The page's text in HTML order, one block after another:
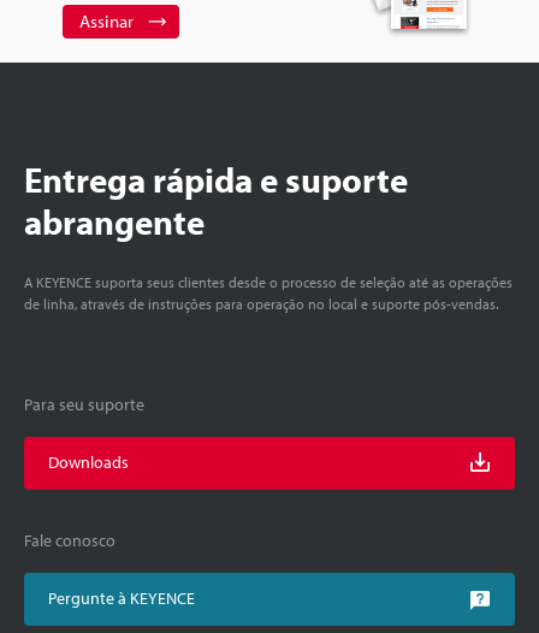
Assinar
Entrega rápida e suporte
abrangente
A KEYENCE suporta seus clientes desde o processo de seleção até as operações
de linha, através de instruções para operação no local e suporte pós-vendas.
Para seu suporte
Downloads
Fale conosco
Pergunte à KEYENCE